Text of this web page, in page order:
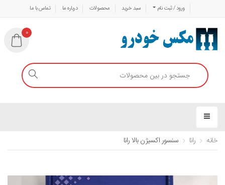
ورود / ثبت نام سبد خرید محصولات درباره ما تماس با ما
0
خانه رانا سنسور اکسیژن بالا رانا